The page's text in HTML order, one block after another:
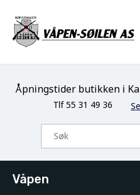
Åpningstider butikken i
Tlf 55 31 49 36
Våpen